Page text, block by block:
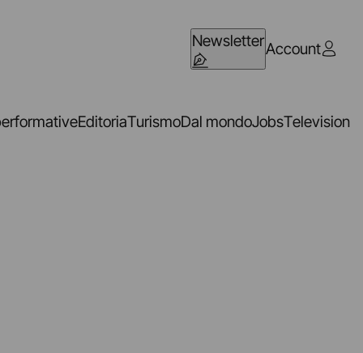
NewsletterAccount
EditoriaTurismoDal mondoJobsTelevision